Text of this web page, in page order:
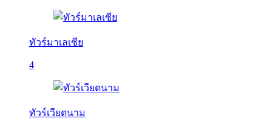
ทัวร์มาเลเซีย
4
ทัวร์เวียดนาม